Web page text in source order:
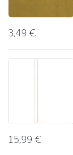
3,49€
15,99€